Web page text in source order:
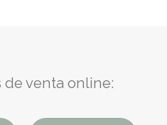
de venta online: